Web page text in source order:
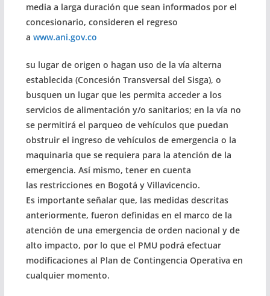
media a larga duración que sean informados por el
concesionario, consideren el regreso
a www.ani.gov.co
su lugar de origen o hagan uso de la vía alterna
establecida (Concesión Transversal del Sisga), o
busquen un lugar que les permita acceder a los
servicios de alimentación y/o sanitarios; en la vía no
se permitirá el parqueo de vehículos que puedan
obstruir el ingreso de vehículos de emergencia o la
maquinaria que se requiera para la atención de la
emergencia. Así mismo, tener en cuenta
las restricciones en Bogotá y Villavicencio.
Es importante señalar que, las medidas descritas
anteriormente, fueron definidas en el marco de la
atención de una emergencia de orden nacional y de
alto impacto, por lo que el PMU podrá efectuar
modificaciones al Plan de Contingencia Operativa en
cualquier momento.